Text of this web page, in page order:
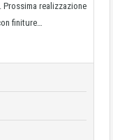
realizzazione
finiture…